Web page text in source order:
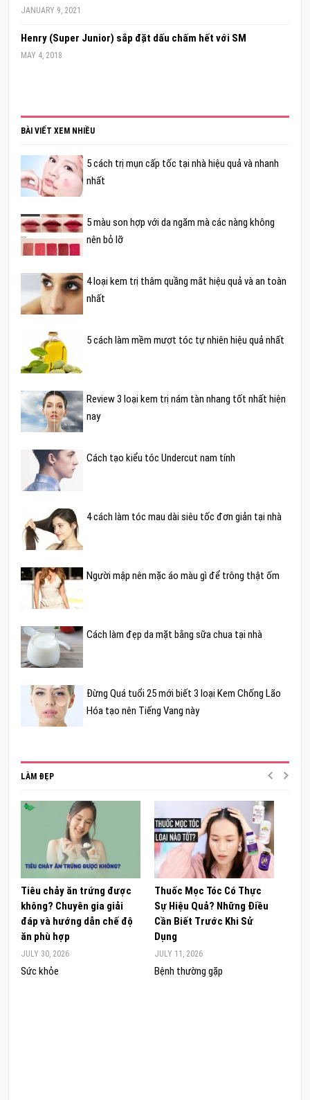
JANUARY 9, 2021
Henry (Super Junior) sắp đặt dấu chấm hết với SM
MAY 4, 2018
BÀI VIẾT XEM NHIỀU
5 cách trị mụn cấp tốc tại nhà hiệu quả và nhanh
nhất
5 màu son hợp với da ngăm mà các nàng không
nên bỏ lỡ
4 loại kem trị thâm quầng mắt hiệu quả và an toàn
nhất
5 cách làm mềm mượt tóc tự nhiên hiệu quả nhất
Review 3 loại kem trị nám tàn nhang tốt nhất hiện
nay
Cách tạo kiểu tóc Undercut nam tính
4 cách làm tóc mau dài siêu tốc đơn giản tại nhà
Người mập nên mặc áo màu gì để trông thật ốm
Cách làm đẹp da mặt bằng sữa chua tại nhà
Đừng Quá tuổi 25 mới biết 3 loại Kem Chống Lão
Hóa tạo nên Tiếng Vang này
LÀM ĐẸP
Tiêu chảy ăn trứng được
không? Chuyên gia giải
đáp và hướng dẫn chế độ
ăn phù hợp
JULY 30, 2026
Sức khỏe
Thuốc Mọc Tóc Có Thực
Sự Hiệu Quả? Những Điều
Cần Biết Trước Khi Sử
Dụng
JULY 11, 2026
Bệnh thường gặp